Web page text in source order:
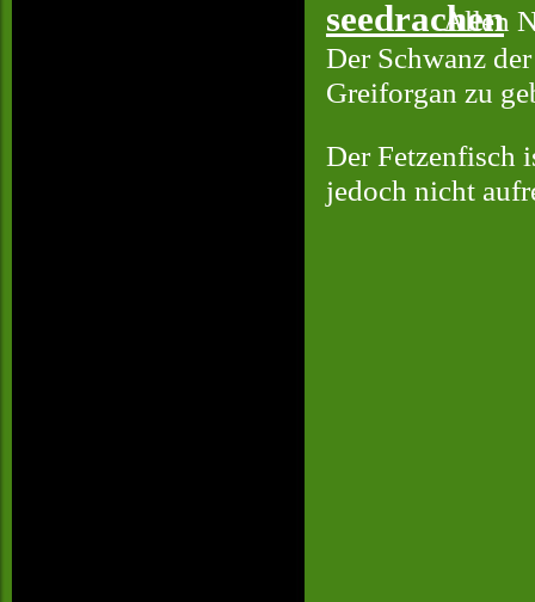
Allen
Der Schwanz
Greiforgan zu
Der Fetzenfisch
jedoch nicht